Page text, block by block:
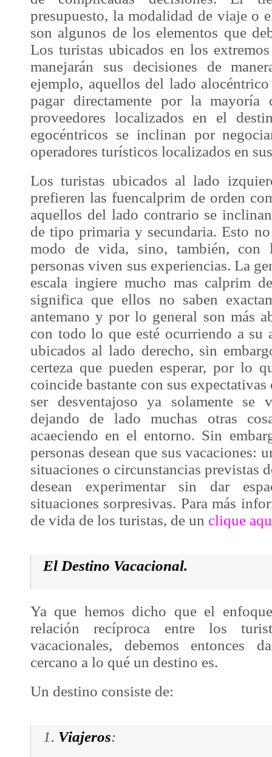
presupuesto, la modalidad de viaje o
son algunos de los elementos que
Los turistas ubicados en los
manejarán sus decisiones de
ejemplo, aquellos del lado
pagar directamente por la mayoría
proveedores localizados en el
egocéntricos se inclinan por
operadores turísticos localizados en
Los turistas ubicados al lado
prefieren las fuencalprim de orden
aquellos del lado contrario se
de tipo primaria y secundaria. Esto
modo de vida, sino, también,
personas viven sus experiencias. La
escala ingiere mucho mas calprim
significa que ellos no saben
antemano y por lo general son más
con todo lo que esté ocurriendo a su
ubicados al lado derecho, sin
certeza que pueden esperar, por lo
coincide bastante con sus
ser desventajoso ya solamente se
dejando de lado muchas otras
acaeciendo en el entorno. Sin
personas desean que sus vacaciones:
situaciones o circunstancias previstas
desean experimentar sin dar
situaciones sorpresivas. Para más
de vida de los turistas, de un clique
El Destino Vacacional.
Ya que hemos dicho que el
relación recíproca entre los
vacacionales, debemos entonces
cercano a lo qué un destino es.
Un destino consiste de:
1. Viajeros: